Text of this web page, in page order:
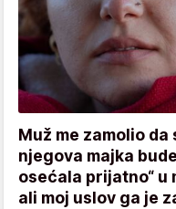
Muž me zamolio
njegova majka
osećala prijatno“ u
ali moj uslov ga je